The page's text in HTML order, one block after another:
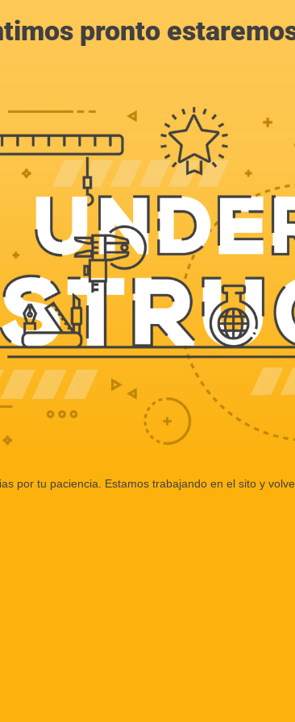
pronto
por tu paciencia. Estamos trabajando en el sito y